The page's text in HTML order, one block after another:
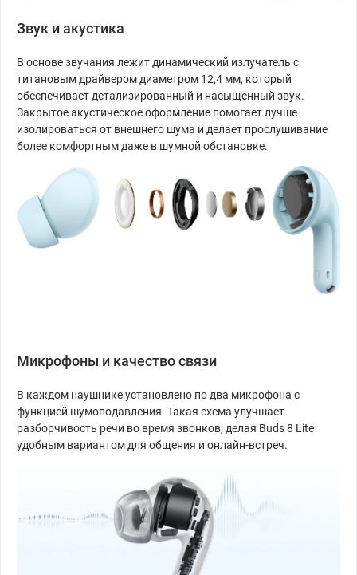
Звук и акустика
В основе звучания лежит динамический излучатель с
титановым драйвером диаметром 12,4 мм, который
обеспечивает детализированный и насыщенный звук.
Закрытое акустическое оформление помогает лучше
изолироваться от внешнего шума и делает прослушивание
более комфортным даже в шумной обстановке.
Микрофоны и качество связи
В каждом наушнике установлено по два микрофона с
функцией шумоподавления. Такая схема улучшает
разборчивость речи во время звонков, делая Buds 8 Lite
удобным вариантом для общения и онлайн-встреч.